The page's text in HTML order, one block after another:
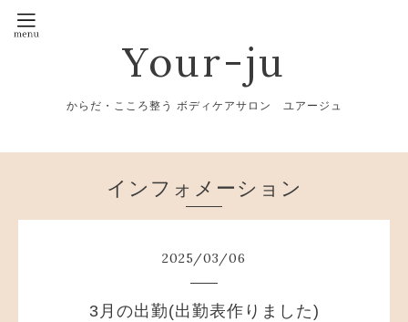
Your-ju
からだ・こころ整う ボディケアサロン ユアージュ
インフォメーション
2025/03/06
3月の出勤(出勤表作りました)